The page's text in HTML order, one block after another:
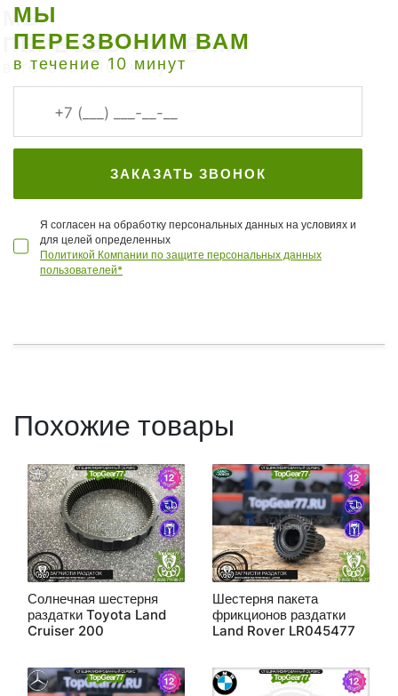
МЫ
ПЕРЕЗВОНИМ ВАМ
в течение 10 минут
ЗАКАЗАТЬ ЗВОНОК
Я согласен на обработку персональных данных на условиях и
для целей определенных
Политикой Компании по защите персональных данных
пользователей*
Похожие товары
Солнечная шестерня
раздатки Toyota Land
Cruiser 200
Шестерня пакета
фрикционов раздатки
Land Rover LR045477